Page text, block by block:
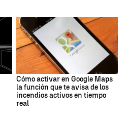
Cómo activar en Google Maps
la función que te avisa de los
incendios activos en tiempo
real